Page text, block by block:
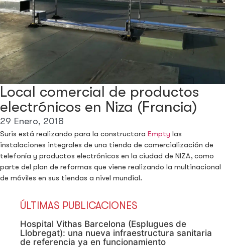
Local comercial de productos
electrónicos en Niza (Francia)
29 Enero, 2018
Suris está realizando para la constructora Empty las
instalaciones integrales de una tienda de comercialización de
telefonía y productos electrónicos en la ciudad de NIZA, como
parte del plan de reformas que viene realizando la multinacional
de móviles en sus tiendas a nivel mundial.
ÚLTIMAS PUBLICACIONES
Hospital Vithas Barcelona (Esplugues de
Llobregat): una nueva infraestructura sanitaria
de referencia ya en funcionamiento